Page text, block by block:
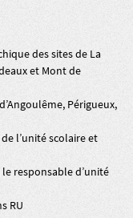
des sites de La
et Mont de
Périgueux,
l’unité scolaire et
responsable d’unité
RU